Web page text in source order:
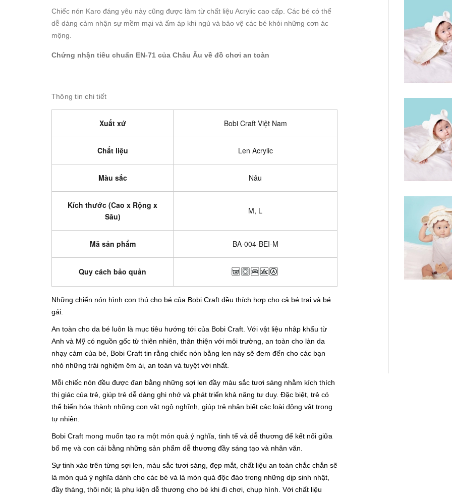
Chiếc nón Karo đáng yêu này cũng được làm từ chất liệu Acrylic cao cấp. Các bé có thể
dễ dàng cảm nhận sự mềm mại và ấm áp khi ngủ và bảo vệ các bé khỏi những cơn ác
mộng.
Chứng nhận tiêu chuẩn EN-71 của Châu Âu về đồ chơi an toàn
Thông tin chi tiết
Xuất xứ Bobi Craft Việt Nam
Chất liệu Len Acrylic
Màu sắc Nâu
Kích thước (Cao x Rộng x
Sâu)
M, L
Mã sản phẩm BA-004-BEI-M
Quy cách bảo quản
Những chiến nón hình con thú cho bé của Bobi Craft đều thích hợp cho cả bé trai và bé
gái.
An toàn cho da bé luôn là mục tiêu hướng tới của Bobi Craft. Với vật liệu nhâp khẩu từ
Anh và Mỹ có nguồn gốc từ thiên nhiên, thân thiện với môi trường, an toàn cho làn da
nhạy cảm của bé, Bobi Craft tin rằng chiếc nón bằng len này sẽ đem đến cho các bạn
nhỏ những trải nghiệm êm ái, an toàn và tuyệt vời nhất.
Mỗi chiếc nón đều được đan bằng những sợi len đầy màu sắc tươi sáng nhằm kích thích
thị giác của trẻ, giúp trẻ dễ dàng ghi nhớ và phát triển khả năng tư duy. Đặc biệt, trẻ có
thể biến hóa thành những con vật ngộ nghĩnh, giúp trẻ nhận biết các loài động vật trong
tự nhiên.
Bobi Craft mong muốn tạo ra một món quà ý nghĩa, tinh tế và dễ thương để kết nối giữa
bố mẹ và con cái bằng những sản phẩm dễ thương đầy sáng tạo và nhân văn.
Sự tinh xảo trên từng sợi len, màu sắc tươi sáng, đẹp mắt, chất liệu an toàn chắc chắn sẽ
là món quà ý nghĩa dành cho các bé và là món quà độc đáo trong những dịp sinh nhật,
đầy tháng, thôi nôi; là phụ kiện dễ thương cho bé khi đi chơi, chụp hình. Với chất liệu